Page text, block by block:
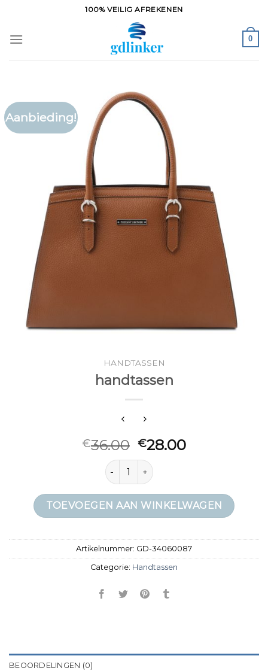
inhoud
100% VEILIG AFREKENEN
0
Aanbieding!
HANDTASSEN
handtassen
€36.00 €28.00
handtassen aantal
TOEVOEGEN AAN WINKELWAGEN
Artikelnummer: GD-34060087
Categorie: Handtassen
BEOORDELINGEN (0)